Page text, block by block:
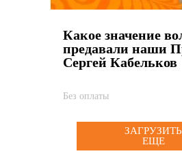
Какое значение
предавали наши
Сергей Кабельков
Без оплаты
ЗАГРУЗИТЬ
ЕЩЕ